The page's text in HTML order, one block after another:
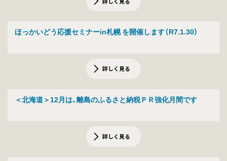
ほっかいどう応援セミナーin札幌 を開催します（R7.1.30）
詳しく見る
＜北海道＞12月は、離島のふるさと納税ＰＲ強化月間です
詳しく見る